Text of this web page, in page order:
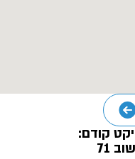
קודם:
71